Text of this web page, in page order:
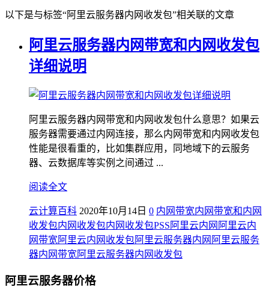
以下是与标签“阿里云服务器内网收发包”相关联的文章
阿里云服务器内网带宽和内网收发包
详细说明
阿里云服务器内网带宽和内网收发包什么意思？如果云
服务器需要通过内网连接，那么内网带宽和内网收发包
性能是很看重的，比如集群应用，同地域下的云服务
器、云数据库等实例之间通过 ...
阅读全文
云计算百科 2020年10月14日 0 内网带宽内网带宽和内网
收发包内网收发包内网收发包PSS 阿里云内网 阿里云内
网带宽阿里云内网收发包阿里云服务器内网 阿里云服务
器内网带宽阿里云服务器内网收发包
阿里云服务器价格